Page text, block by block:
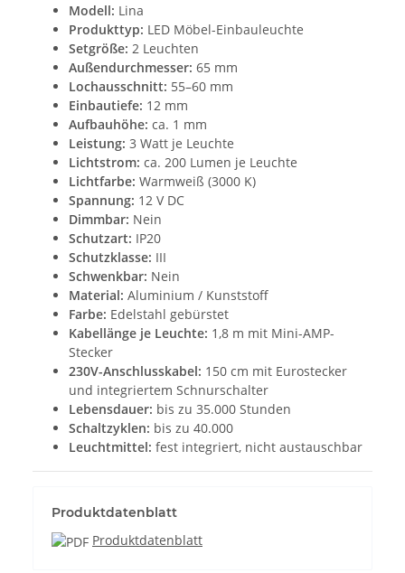
Modell: Lina
Produkttyp: LED Möbel-Einbauleuchte
Setgröße: 2 Leuchten
Außendurchmesser: 65 mm
Lochausschnitt: 55–60 mm
Einbautiefe: 12 mm
Aufbauhöhe: ca. 1 mm
Leistung: 3 Watt je Leuchte
Lichtstrom: ca. 200 Lumen je Leuchte
Lichtfarbe: Warmweiß (3000 K)
Spannung: 12 V DC
Dimmbar: Nein
Schutzart: IP20
Schutzklasse: III
Schwenkbar: Nein
Material: Aluminium / Kunststoff
Farbe: Edelstahl gebürstet
Kabellänge je Leuchte: 1,8 m mit Mini-AMP-
Stecker
230V-Anschlusskabel: 150 cm mit Eurostecker
und integriertem Schnurschalter
Lebensdauer: bis zu 35.000 Stunden
Schaltzyklen: bis zu 40.000
Leuchtmittel: fest integriert, nicht austauschbar
Produktdatenblatt
Produktdatenblatt